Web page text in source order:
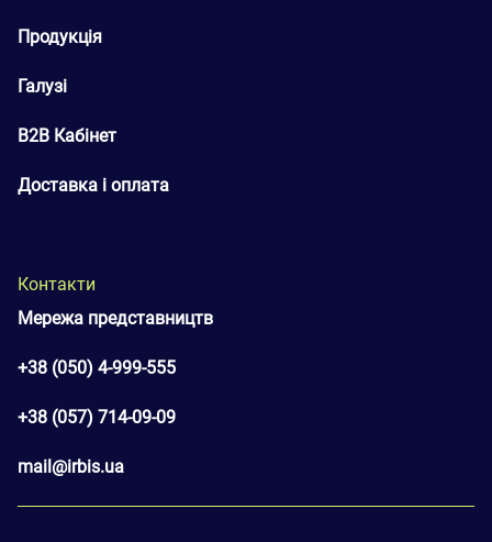
Продукція
Галузі
B2B Кабінет
Доставка і оплата
Контакти
Мережа представництв
+38 (050) 4-999-555
+38 (057) 714-09-09
mail@irbis.ua